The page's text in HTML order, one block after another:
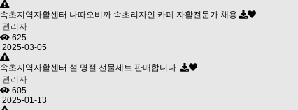
속초지역자활센터 나따오비까 속초리자인 카페 자활전문가 채용
관리자
625
2025-03-05
속초지역자활센터 설 명절 선물세트 판매합니다.
관리자
605
2025-01-13